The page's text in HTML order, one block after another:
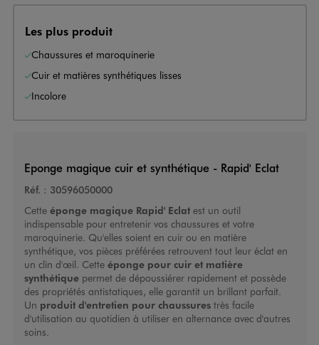
Les plus produit
Chaussures et maroquinerie
Cuir et matières synthétiques lisses
Incolore
Eponge magique cuir et synthétique - Rapid' Eclat
Réf. : 30596050000
Cette éponge magique Rapid' Eclatest un outil
indispensable pour entretenir vos chaussures et votre
maroquinerie. Qu'elles soient en cuir ou en matière
synthétique, vos pièces préférées retrouvent tout leur éclat en
un clin d'œil. Cette éponge pour cuir et matière
synthétiquepermet de dépoussiérer rapidement et possède
des propriétés antistatiques, elle garantit un brillant parfait.
Un produit d'entretien pour chaussurestrès facile
d'utilisation au quotidien à utiliser en alternance avec d'autres
soins.